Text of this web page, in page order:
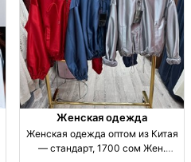
Женская одежда
Женская одежда оптом из Китая
— стандарт, 1700 сом Жен.